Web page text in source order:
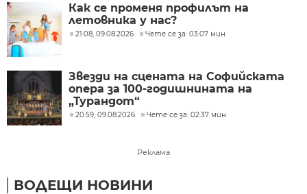
Как се променя профилът на
летовника у нас?
21:08, 09.08.2026 Чете се за: 03:07 мин.
Звезди на сцената на Софийската
опера за 100-годишнината на
„Турандот“
20:59, 09.08.2026 Чете се за: 02:37 мин.
Реклама
ВОДЕЩИ НОВИНИ